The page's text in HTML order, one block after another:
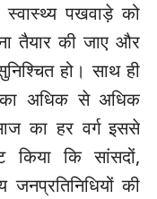
स्वास्थ्य पखवाड़े को
तैयार की जाए और
हो। साथ ही
का अधिक से अधिक
का हर वर्ग इससे
किया कि सांसदों,
जनप्रतिनिधियों की